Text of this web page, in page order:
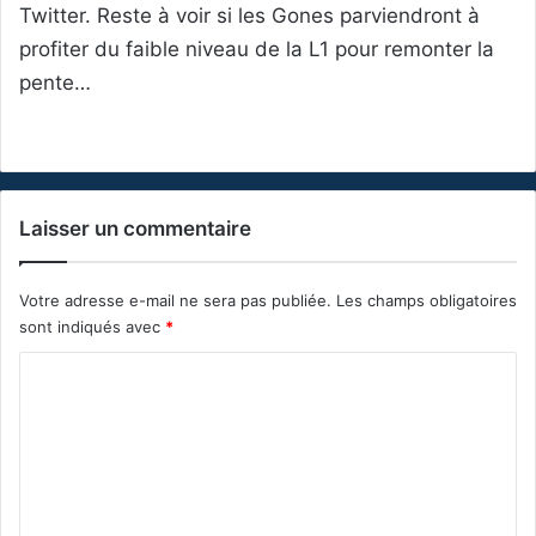
Twitter. Reste à voir si les Gones parviendront à
profiter du faible niveau de la L1 pour remonter la
pente…
Laisser un commentaire
Votre adresse e-mail ne sera pas publiée. Les champs obligatoires
sont indiqués avec *